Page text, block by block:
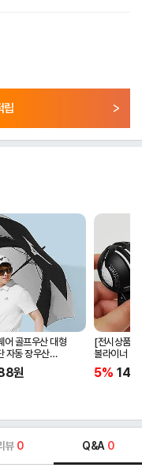
립
어 골프우산 대형
자동 장우산
원
[전시상품]
볼라이너 +
5%
뷰 0 Q&A 0